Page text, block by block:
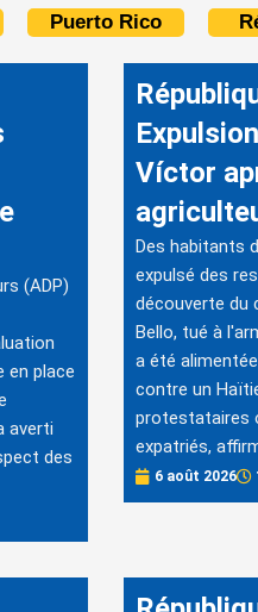
Puerto Rico
(ADP)
en place
averti
des
Víctor
Des habitants
expulsé des
découverte du
Bello, tué à
a été
contre un
protestataires
expatriés,
6 août 2026